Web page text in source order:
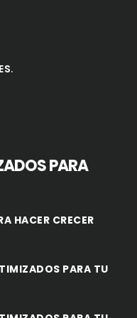
.
PARA
HACER CRECER
PARA TU